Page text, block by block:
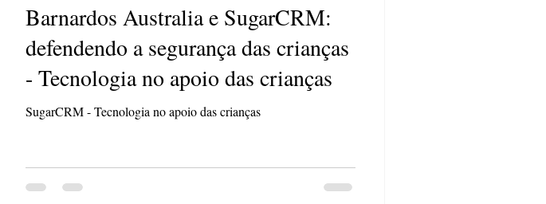
Barnardos Australia e SugarCRM:
defendendo a segurança das crianças
- Tecnologia no apoio das crianças
SugarCRM - Tecnologia no apoio das crianças